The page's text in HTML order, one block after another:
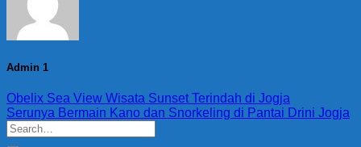
Admin 1
Obelix Sea View Wisata Sunset Terindah di Jogja
Serunya Bermain Kano dan Snorkeling di Pantai Drini Jogja